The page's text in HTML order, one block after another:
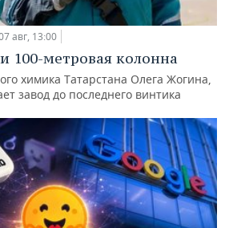
авг, 13:00
100-метровая колонна
химика Татарстана Олега Жогина,
завод до последнего винтика